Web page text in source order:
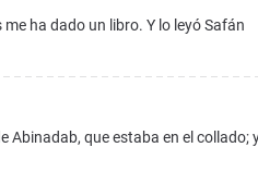
ha dado un libro. Y lo leyó Safán
Abinadab, que estaba en el collado;